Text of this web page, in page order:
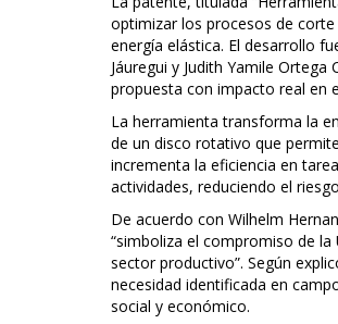
optimizar los procesos de
energía elástica. El desarrollo
Jáuregui y Judith Yamile
propuesta con impacto real en
La herramienta transforma la
de un disco rotativo que
incrementa la eficiencia en
actividades, reduciendo el
De acuerdo con Wilhelm
“simboliza el compromiso de
sector productivo”. Según
necesidad identificada en
social y económico.